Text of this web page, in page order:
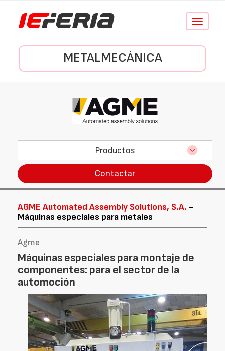
Conmutar
METALMECÁNICA
Productos
Contactar
AGME Automated Assembly Solutions, S.A. -
Máquinas especiales para metales
Agme
Máquinas especiales para montaje de
componentes: para el sector de la
automoción